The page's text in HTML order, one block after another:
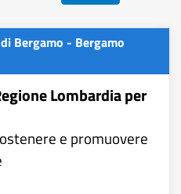
Bergamo - Bergamo
Lombardia per
e promuovere